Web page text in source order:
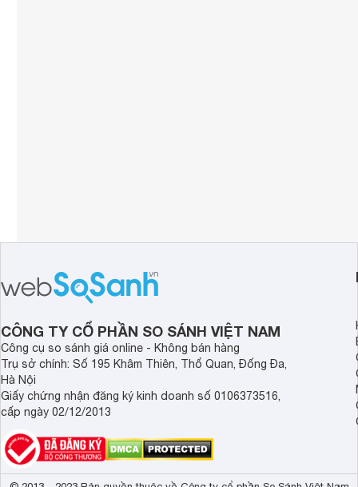
CÔNG TY CỔ PHẦN SO SÁNH VIỆT NAM
Công cụ so sánh giá online - Không bán hàng
Trụ sở chính: Số 195 Khâm Thiên, Thổ Quan, Đống Đa,
Hà Nội
Giấy chứng nhận đăng ký kinh doanh số 0106373516,
cấp ngày 02/12/2013